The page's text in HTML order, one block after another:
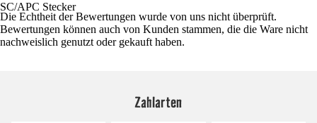
SC/APC Stecker
Die Echtheit der Bewertungen wurde von uns nicht überprüft.
Bewertungen können auch von Kunden stammen, die die Ware nicht
nachweislich genutzt oder gekauft haben.
Zahlarten